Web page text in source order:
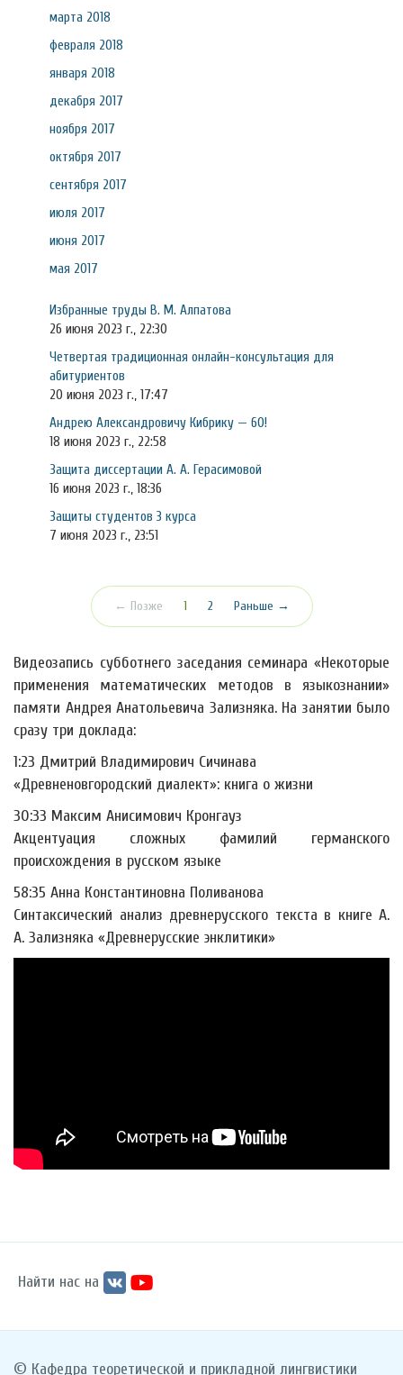
марта 2018
февраля 2018
января 2018
декабря 2017
ноября 2017
октября 2017
сентября 2017
июля 2017
июня 2017
мая 2017
Избранные труды В. М. Алпатова
26 июня 2023 г., 22:30
Четвертая традиционная онлайн-консультация для
абитуриентов
20 июня 2023 г., 17:47
Андрею Александровичу Кибрику — 60!
18 июня 2023 г., 22:58
Защита диссертации А. А. Герасимовой
16 июня 2023 г., 18:36
Защиты студентов 3 курса
7 июня 2023 г., 23:51
← Позже 1(текущая)
2 Раньше →
Видеозапись субботнего заседания семинара «Некоторые
применения математических методов в языкознании»
памяти Андрея Анатольевича Зализняка. На занятии было
сразу три доклада:
1:23 Дмитрий Владимирович Сичинава
«Древненовгородский диалект»: книга о жизни
30:33 Максим Анисимович Кронгауз
Акцентуация сложных фамилий германского
происхождения в русском языке
58:35 Анна Константиновна Поливанова
Синтаксический анализ древнерусского текста в книге А.
А. Зализняка «Древнерусские энклитики»
Найти нас на
© Кафедра теоретической и прикладной лингвистики